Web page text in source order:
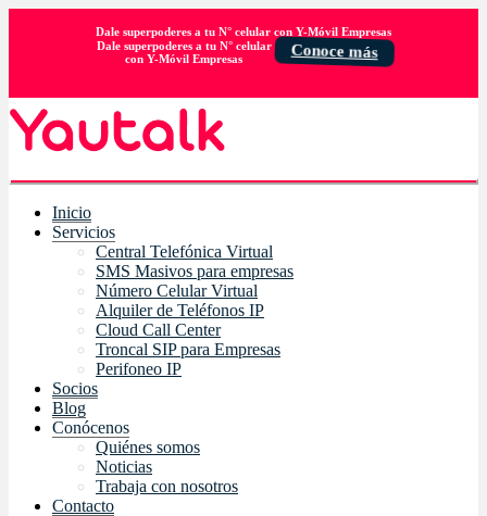
Dale superpoderes a tu N° celular con Y-Móvil Empresas
Dale superpoderes a tu N° celular
con Y-Móvil Empresas
Conoce más
Inicio
Servicios
Central Telefónica Virtual
SMS Masivos para empresas
Número Celular Virtual
Alquiler de Teléfonos IP
Cloud Call Center
Troncal SIP para Empresas
Perifoneo IP
Socios
Blog
Conócenos
Quiénes somos
Noticias
Trabaja con nosotros
Contacto